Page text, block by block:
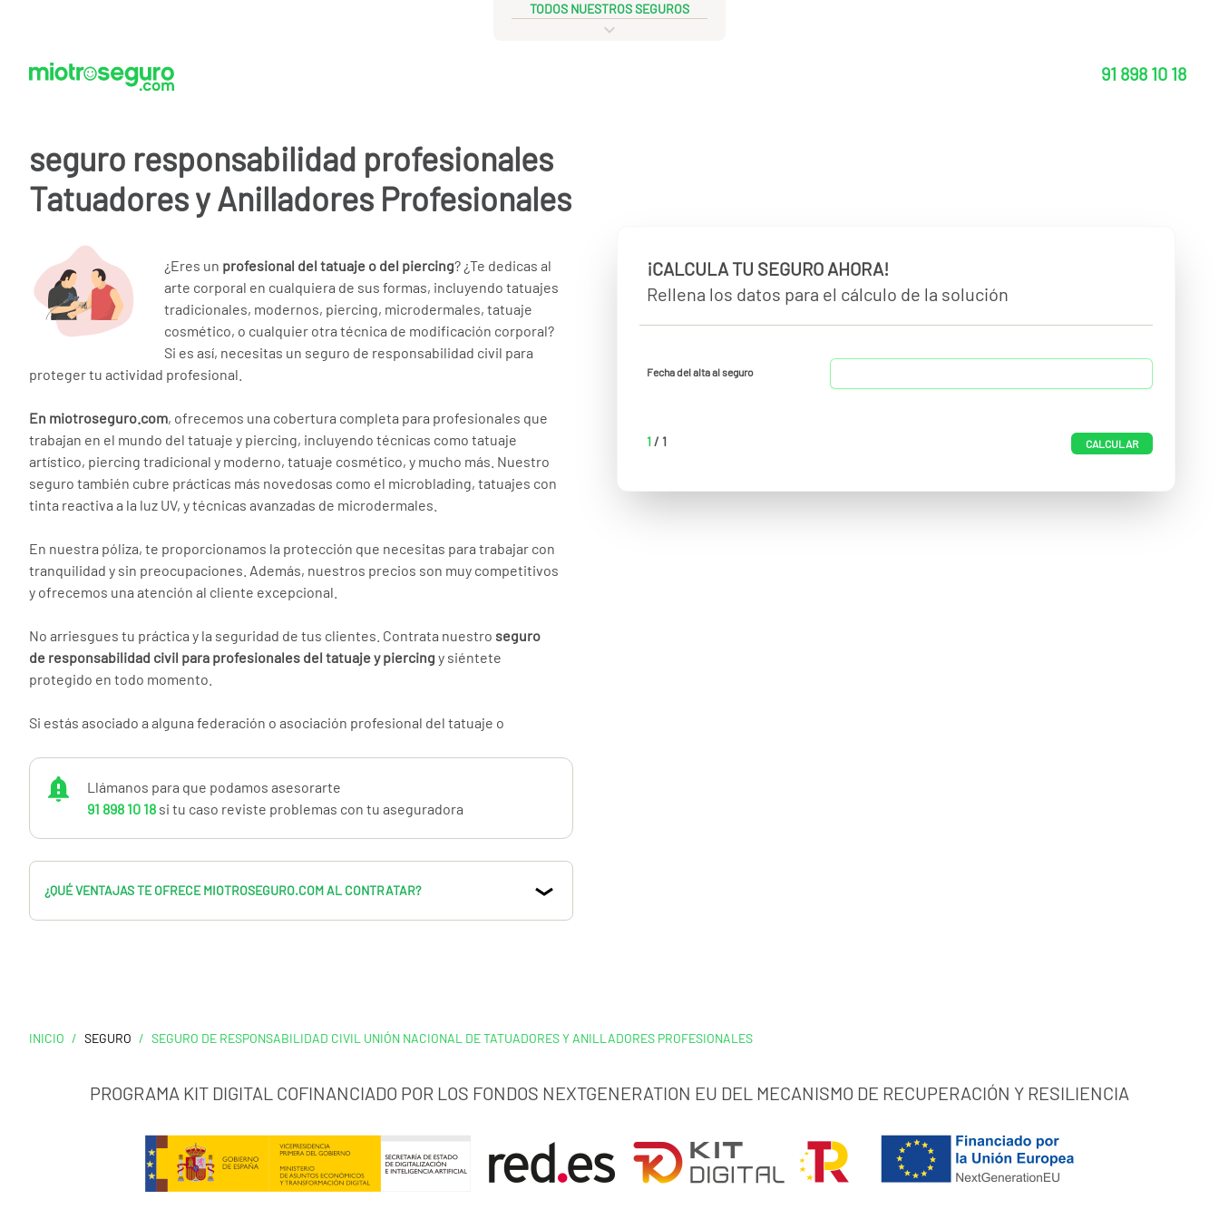
TODOS NUESTROS SEGUROS
91 898 10 18
seguro responsabilidad profesionales
Tatuadores y Anilladores Profesionales
¿Eres un profesional del tatuaje o del piercing? ¿Te dedicas al
arte corporal en cualquiera de sus formas, incluyendo tatuajes
tradicionales, modernos, piercing, microdermales, tatuaje
cosmético, o cualquier otra técnica de modificación corporal?
Si es así, necesitas un seguro de responsabilidad civil para
proteger tu actividad profesional.
En miotroseguro.com, ofrecemos una cobertura completa para profesionales que
trabajan en el mundo del tatuaje y piercing, incluyendo técnicas como tatuaje
artístico, piercing tradicional y moderno, tatuaje cosmético, y mucho más. Nuestro
seguro también cubre prácticas más novedosas como el microblading, tatuajes con
tinta reactiva a la luz UV, y técnicas avanzadas de microdermales.
En nuestra póliza, te proporcionamos la protección que necesitas para trabajar con
tranquilidad y sin preocupaciones. Además, nuestros precios son muy competitivos
y ofrecemos una atención al cliente excepcional.
No arriesgues tu práctica y la seguridad de tus clientes. Contrata nuestro seguro
de responsabilidad civil para profesionales del tatuaje y piercing y siéntete
protegido en todo momento.
Si estás asociado a alguna federación o asociación profesional del tatuaje o
Nuestro seguro de responsabilidad civil para el arte corporal protege tu
responsabilidad civil profesional en la actividad de tatuaje y piercing, incluyendo:
Microdermales
Microblading
Llámanos para que podamos asesorarte
91 898 10 18 si tu caso reviste problemas con tu aseguradora
¿QUÉ VENTAJAS TE OFRECE MIOTROSEGURO.COM AL CONTRATAR?
¡CALCULA TU SEGURO AHORA!
Rellena los datos para el cálculo de la solución
Fecha del alta al seguro
1/ 1 CALCULAR
INICIO / SEGURO / SEGURO DE RESPONSABILIDAD CIVIL UNIÓN NACIONAL DE TATUADORES Y ANILLADORES PROFESIONALES
PROGRAMA KIT DIGITAL COFINANCIADO POR LOS FONDOS NEXTGENERATION EU DEL MECANISMO DE RECUPERACIÓN Y RESILIENCIA